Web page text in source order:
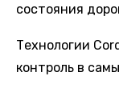
состояния
Технологии
контроль в